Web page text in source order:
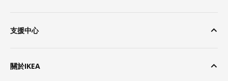
支援中心
關於IKEA